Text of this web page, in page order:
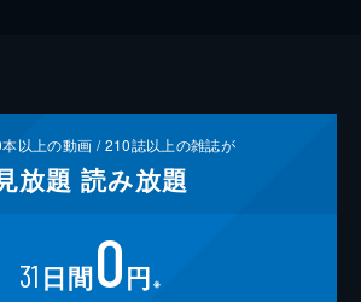
本以上の動画 /210誌以上の雑誌が
放題 読み放題
31 日間0円 ※